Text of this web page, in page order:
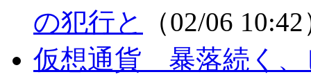
の犯行と
（02/06
仮想通貨 暴落続く、